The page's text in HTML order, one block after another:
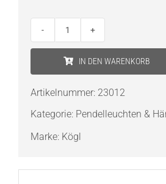
KÖGL
IN DEN WARENKORB
Artikelnummer: 23012
Kategorie: Pendelleuchten &
Marke: Kögl